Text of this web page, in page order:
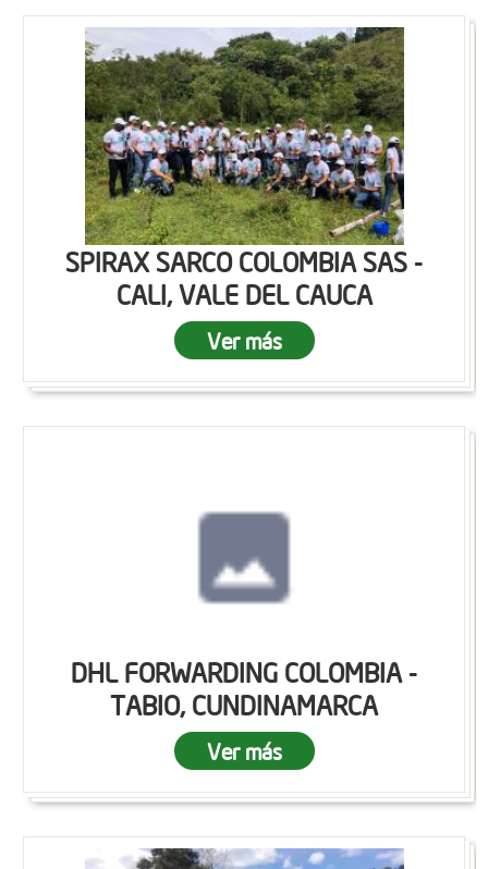
SPIRAX SARCO COLOMBIA SAS -
CALI, VALE DEL CAUCA
Ver más
DHL FORWARDING COLOMBIA -
TABIO, CUNDINAMARCA
Ver más